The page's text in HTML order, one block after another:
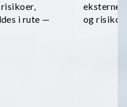
i rute —
eksterne
og